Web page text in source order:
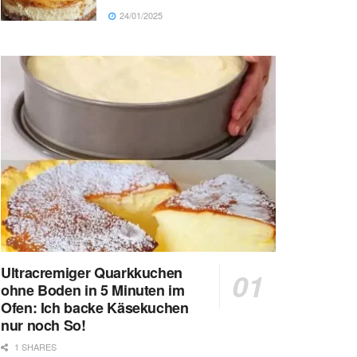
24/01/2025
Ultracremiger Quarkkuchen
ohne Boden in 5 Minuten im
Ofen: Ich backe Käsekuchen
nur noch So!
1 SHARES